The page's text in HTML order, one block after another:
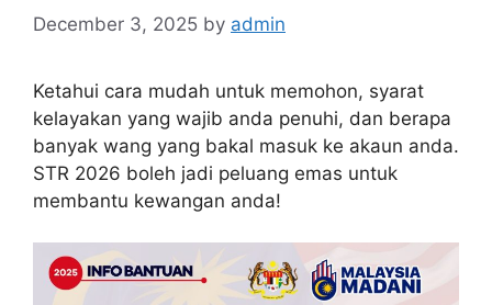
December 3, 2025 by admin
Ketahui cara mudah untuk memohon, syarat
kelayakan yang wajib anda penuhi, dan berapa
banyak wang yang bakal masuk ke akaun anda.
STR 2026 boleh jadi peluang emas untuk
membantu kewangan anda!